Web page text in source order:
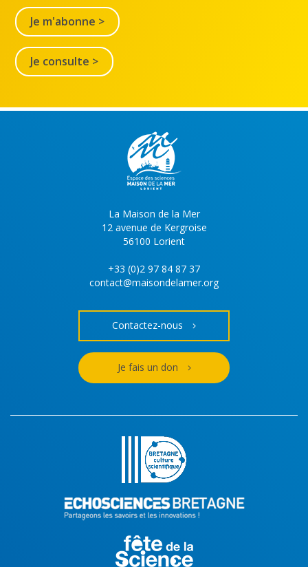
Je m'abonne >
Je consulte >
La Maison de la Mer
12 avenue de Kergroise
56100 Lorient
+33 (0)2 97 84 87 37
contact@maisondelamer.org
Contactez-nous
Je fais un don